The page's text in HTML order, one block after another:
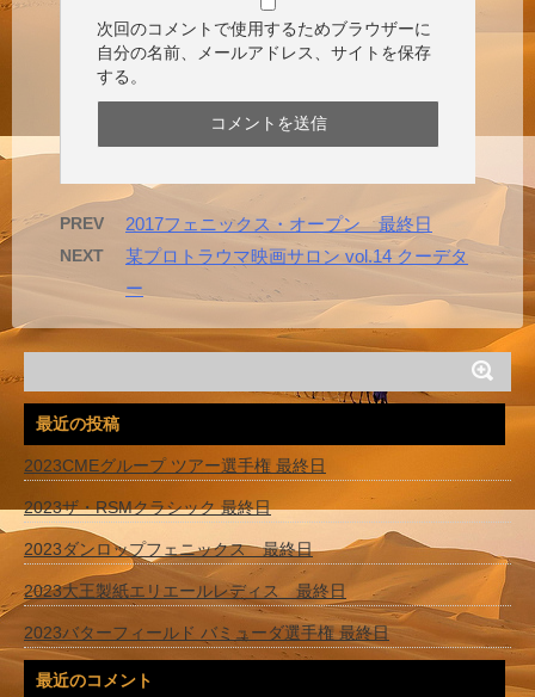
次回のコメントで使用するためブラウザーに
自分の名前、メールアドレス、サイトを保存
する。
PREV 2017フェニックス・オープン 最終日
NEXT
某プロトラウマ映画サロン vol.14 クーデタ
ー
最近の投稿
2023CMEグループ ツアー選手権 最終日
2023ザ・RSMクラシック 最終日
2023ダンロップフェニックス 最終日
2023大王製紙エリエールレディス 最終日
2023バターフィールド バミューダ選手権 最終日
最近のコメント